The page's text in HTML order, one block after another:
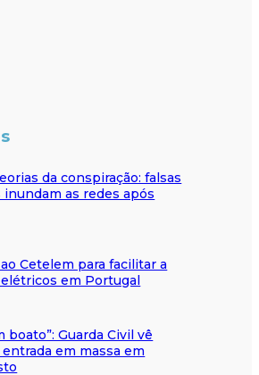
da conspiração: falsas
as redes após
Cetelem para facilitar a
em Portugal
boato”: Guarda Civil vê
em massa em